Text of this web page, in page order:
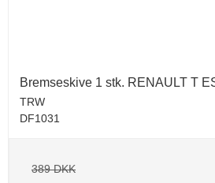
Bremseskive 1 stk. RENAULT T
TRW
DF1031
389 DKK